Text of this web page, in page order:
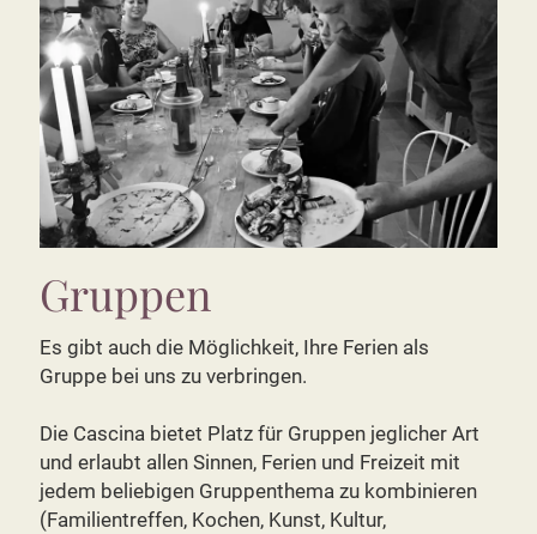
Gruppen
Es gibt auch die Möglichkeit, Ihre Ferien als
Gruppe bei uns zu verbringen.
Die Cascina bietet Platz für Gruppen jeglicher Art
und erlaubt allen Sinnen, Ferien und Freizeit mit
jedem beliebigen Gruppenthema zu kombinieren
(Familientreffen, Kochen, Kunst, Kultur,